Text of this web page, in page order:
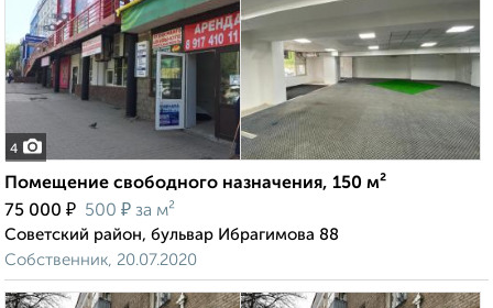
4
Помещение свободного назначения, 150 м²
75 000 ₽ 500 ₽ за м²
Советский район, бульвар Ибрагимова 88
Собственник, 20.07.2020